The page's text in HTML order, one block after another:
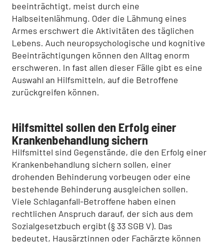
beeinträchtigt, meist durch eine
Halbseitenlähmung. Oder die Lähmung eines
Armes erschwert die Aktivitäten des täglichen
Lebens. Auch neuropsychologische und kognitive
Beeinträchtigungen können den Alltag enorm
erschweren. In fast allen dieser Fälle gibt es eine
Auswahl an Hilfsmitteln, auf die Betroffene
zurückgreifen können.
Hilfsmittel sollen den Erfolg einer
Krankenbehandlung sichern
Hilfsmittel sind Gegenstände, die den Erfolg einer
Krankenbehandlung sichern sollen, einer
drohenden Behinderung vorbeugen oder eine
bestehende Behinderung ausgleichen sollen.
Viele Schlaganfall-Betroffene haben einen
rechtlichen Anspruch darauf, der sich aus dem
Sozialgesetzbuch ergibt (§ 33 SGB V). Das
bedeutet, Hausärztinnen oder Fachärzte können